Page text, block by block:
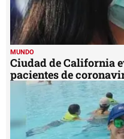
MUNDO
Ciudad de California
pacientes de